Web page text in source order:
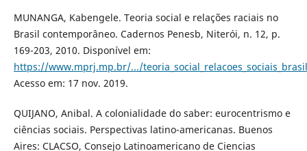
MUNANGA, Kabengele. Teoria social e relações raciais no
Brasil contemporâneo. Cadernos Penesb, Niterói, n. 12, p.
169-203, 2010. Disponível em:
https://www.mprj.mp.br/.../
Acesso em: 17 nov. 2019.
QUIJANO, Anibal. A colonialidade do saber: eurocentrismo e
ciências sociais. Perspectivas latino-americanas. Buenos
Aires: CLACSO, Consejo Latinoamericano de Ciencias